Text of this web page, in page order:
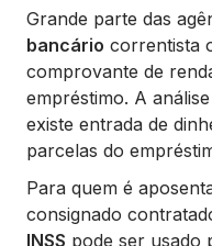
Grande parte das
bancário correntista
comprovante de
empréstimo. A
existe entrada de
parcelas do
Para quem é
consignado
INSS pode ser usado